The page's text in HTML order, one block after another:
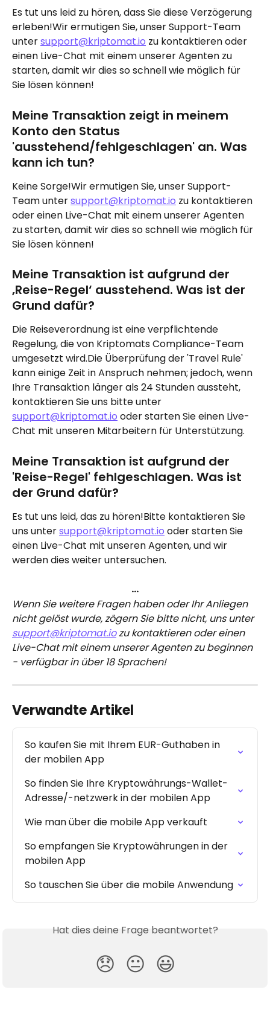
Es tut uns leid zu hören, dass Sie diese Verzögerung
erleben!Wir ermutigen Sie, unser Support-Team
unter support@kriptomat.io zu kontaktieren oder
einen Live-Chat mit einem unserer Agenten zu
starten, damit wir dies so schnell wie möglich für
Sie lösen können!
Meine Transaktion zeigt in meinem
Konto den Status
'ausstehend/fehlgeschlagen' an. Was
kann ich tun?
Keine Sorge!Wir ermutigen Sie, unser Support-
Team unter support@kriptomat.io zu kontaktieren
oder einen Live-Chat mit einem unserer Agenten
zu starten, damit wir dies so schnell wie möglich für
Sie lösen können!
Meine Transaktion ist aufgrund der
‚Reise-Regel‘ ausstehend. Was ist der
Grund dafür?
Die Reiseverordnung ist eine verpflichtende
Regelung, die von Kriptomats Compliance-Team
umgesetzt wird.Die Überprüfung der 'Travel Rule'
kann einige Zeit in Anspruch nehmen; jedoch, wenn
Ihre Transaktion länger als 24 Stunden aussteht,
kontaktieren Sie uns bitte unter
support@kriptomat.io oder starten Sie einen Live-
Chat mit unseren Mitarbeitern für Unterstützung.
Meine Transaktion ist aufgrund der
'Reise-Regel' fehlgeschlagen. Was ist
der Grund dafür?
Es tut uns leid, das zu hören!Bitte kontaktieren Sie
uns unter support@kriptomat.io oder starten Sie
einen Live-Chat mit unseren Agenten, und wir
werden dies weiter untersuchen.
…
Wenn Sie weitere Fragen haben oder Ihr Anliegen
nicht gelöst wurde, zögern Sie bitte nicht, uns unter
support@kriptomat.io zu kontaktieren oder einen
Live-Chat mit einem unserer Agenten zu beginnen
- verfügbar in über 18 Sprachen!
Verwandte Artikel
So kaufen Sie mit Ihrem EUR-Guthaben in
der mobilen App
So finden Sie Ihre Kryptowährungs-Wallet-
Adresse/-netzwerk in der mobilen App
Wie man über die mobile App verkauft
So empfangen Sie Kryptowährungen in der
mobilen App
So tauschen Sie über die mobile Anwendung
Hat dies deine Frage beantwortet?
😞 😐 😃